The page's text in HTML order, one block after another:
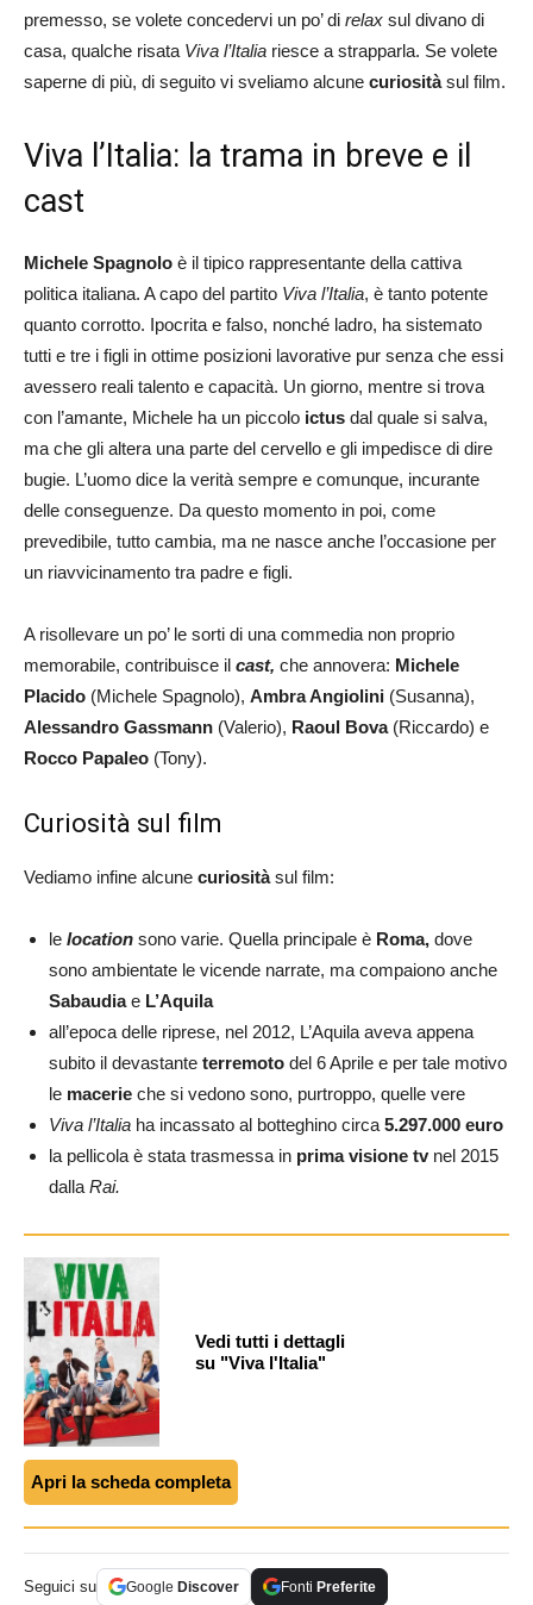
premesso, se volete concedervi un po’ di relax sul divano di
casa, qualche risata Viva l’Italia riesce a strapparla. Se volete
saperne di più, di seguito vi sveliamo alcune curiositàsul film.
Viva l’Italia: la trama in breve e il
cast
Michele Spagnolo è il tipico rappresentante della cattiva
politica italiana. A capo del partito Viva l’Italia, è tanto potente
quanto corrotto. Ipocrita e falso, nonché ladro, ha sistemato
tutti e tre i figli in ottime posizioni lavorative pur senza che essi
avessero reali talento e capacità. Un giorno, mentre si trova
con l’amante, Michele ha un piccolo ictus dal quale si salva,
ma che gli altera una parte del cervello e gli impedisce di dire
bugie. L’uomo dice la verità sempre e comunque, incurante
delle conseguenze. Da questo momento in poi, come
prevedibile, tutto cambia, ma ne nasce anche l’occasione per
un riavvicinamento tra padre e figli.
A risollevare un po’ le sorti di una commedia non proprio
memorabile, contribuisce il cast, che annovera: Michele
Placido (Michele Spagnolo), Ambra Angiolini (Susanna),
Alessandro Gassmann (Valerio), Raoul Bova(Riccardo) e
Rocco Papaleo (Tony).
Curiosità sul film
Vediamo infine alcune curiositàsul film:
le location sono varie. Quella principale è Roma, dove
sono ambientate le vicende narrate, ma compaiono anche
Sabaudiae L’Aquila
all’epoca delle riprese, nel 2012, L’Aquila aveva appena
subito il devastante terremoto del 6 Aprile e per tale motivo
le macerie che si vedono sono, purtroppo, quelle vere
Viva l’Italia ha incassato al botteghino circa 5.297.000 euro
la pellicola è stata trasmessa in prima visione tvnel 2015
dalla Rai.
Vedi tutti i dettagli
su "Viva l'Italia"
Apri la scheda completa
Seguici su Google Discover Fonti Preferite